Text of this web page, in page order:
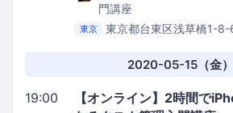
門講座
東京
東京都台東区浅草橋1-
2020-05-15（金）
19:00
【オンライン】2時間で